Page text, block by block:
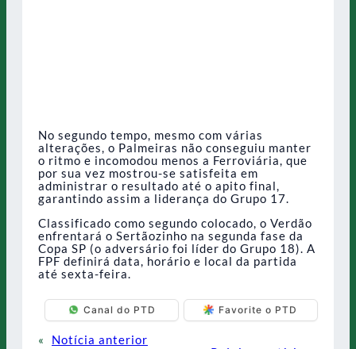
No segundo tempo, mesmo com várias
alterações, o Palmeiras não conseguiu manter
o ritmo e incomodou menos a Ferroviária, que
por sua vez mostrou-se satisfeita em
administrar o resultado até o apito final,
garantindo assim a liderança do Grupo 17.
Classificado como segundo colocado, o Verdão
enfrentará o Sertãozinho na segunda fase da
Copa SP (o adversário foi líder do Grupo 18). A
FPF definirá data, horário e local da partida
até sexta-feira.
Canal do PTD Favorite o PTD
«
Notícia anterior